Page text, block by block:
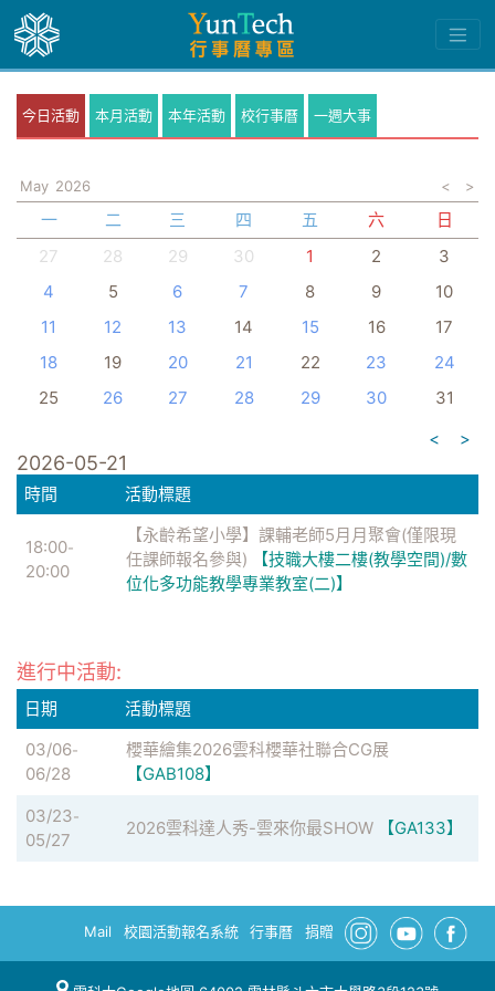
今日活動 本月活動 本年活動 校行事曆 一週大事
May 2026 < >
一 二 三 四 五 六
日
27
28 29 30 1 2
3
4
5 6 7 8 9
10
11
12 13 14 15 16
17
18
19 20 21 22 23
24
25
26 27 28 29 30
31
<
>
2026-05-21
時間 活動標題
18:00-
20:00
【永齡希望小學】課輔老師5月月聚會(僅限現
任課師報名參與)
【技職大樓二樓(教學空間)/數
位化多功能教學專業教室(二)】
進行中活動:
日期
活動標題
03/06-
06/28
櫻華繪集2026雲科櫻華社聯合CG展
【GAB108】
03/23-
05/27
2026雲科達人秀-雲來你最SHOW 【GA133】
Mail 校園活動報名系統 行事曆 捐贈